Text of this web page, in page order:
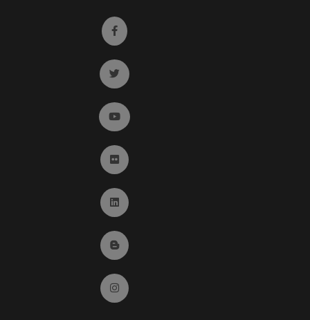
Ir a facebook (abre en ventana nueva)
Ir a twitter (abre en ventana nueva)
Ir a YouTube (abre en ventana nueva)
Ir a Flickr (abre en ventana nueva)
Ir a Linkedin (abre en ventana nueva)
Ir al Blog (abre en ventana nueva)
Ir a Instagram (abre en ventana nueva)